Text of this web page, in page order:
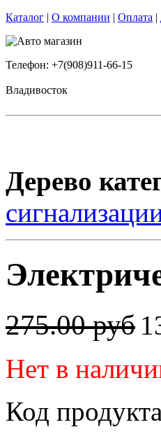
Каталог | О компании | Оплата |
Телефон: +7(908)911-66-15
Владивосток
Дерево
275.00 руб
Нет в
Код